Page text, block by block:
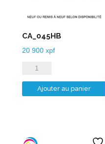
CA_045HB
20 900 xpf
quantité
de
CA_045HB
Ajouter au panier